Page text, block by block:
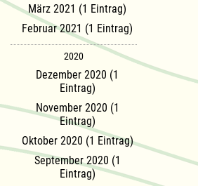
März 2021 (1 Eintrag)
Februar 2021 (1 Eintrag)
2020
Dezember 2020 (1
Eintrag)
November 2020 (1
Eintrag)
Oktober 2020 (1 Eintrag)
September 2020 (1
Eintrag)